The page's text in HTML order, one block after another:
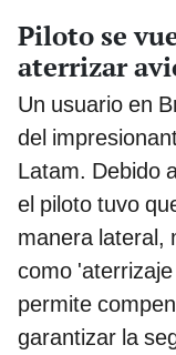
Piloto se
aterrizar
Un usuario en
del
Latam. Debido
el piloto tuvo
manera lateral,
como
permite
garantizar la